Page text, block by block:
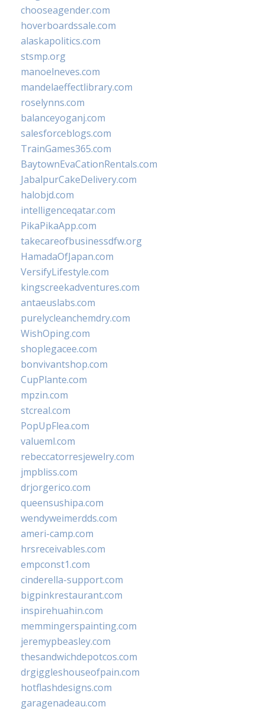
chooseagender.com
hoverboardssale.com
alaskapolitics.com
stsmp.org
manoelneves.com
mandelaeffectlibrary.com
roselynns.com
balanceyoganj.com
salesforceblogs.com
TrainGames365.com
BaytownEvaCationRentals.com
JabalpurCakeDelivery.com
halobjd.com
intelligenceqatar.com
PikaPikaApp.com
takecareofbusinessdfw.org
HamadaOfJapan.com
VersifyLifestyle.com
kingscreekadventures.com
antaeuslabs.com
purelycleanchemdry.com
WishOping.com
shoplegacee.com
bonvivantshop.com
CupPlante.com
mpzin.com
stcreal.com
PopUpFlea.com
valueml.com
rebeccatorresjewelry.com
jmpbliss.com
drjorgerico.com
queensushipa.com
wendyweimerdds.com
ameri-camp.com
hrsreceivables.com
empconst1.com
cinderella-support.com
bigpinkrestaurant.com
inspirehuahin.com
memmingerspainting.com
jeremypbeasley.com
thesandwichdepotcos.com
drgiggleshouseofpain.com
hotflashdesigns.com
garagenadeau.com